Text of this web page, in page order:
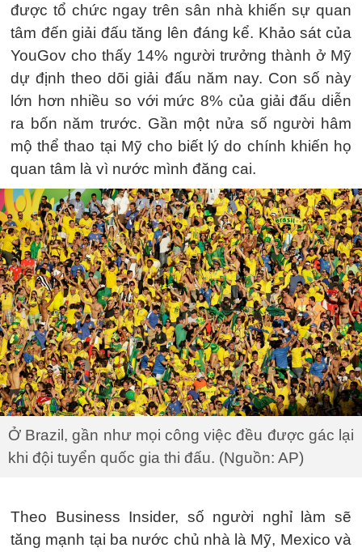
được tổ chức ngay trên sân nhà khiến sự quan
tâm đến giải đấu tăng lên đáng kể. Khảo sát của
YouGov cho thấy 14% người trưởng thành ở Mỹ
dự định theo dõi giải đấu năm nay. Con số này
lớn hơn nhiều so với mức 8% của giải đấu diễn
ra bốn năm trước. Gần một nửa số người hâm
mộ thể thao tại Mỹ cho biết lý do chính khiến họ
quan tâm là vì nước mình đăng cai.
Ở Brazil, gần như mọi công việc đều được gác lại
khi đội tuyển quốc gia thi đấu. (Nguồn: AP)
Theo Business Insider, số người nghỉ làm sẽ
tăng mạnh tại ba nước chủ nhà là Mỹ, Mexico và